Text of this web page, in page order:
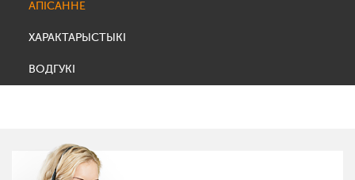
АПІСАННЕ
ХАРАКТАРЫСТЫКІ
ВОДГУКІ